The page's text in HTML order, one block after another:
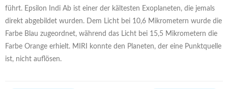
führt. Epsilon Indi Ab ist einer der kältesten Exoplaneten, die jemals
direkt abgebildet wurden. Dem Licht bei 10,6 Mikrometern wurde die
Farbe Blau zugeordnet, während das Licht bei 15,5 Mikrometern die
Farbe Orange erhielt. MIRI konnte den Planeten, der eine Punktquelle
ist, nicht auflösen.